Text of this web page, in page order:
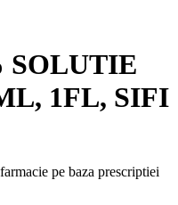
SOLUTIE
1FL, SIFI
pe baza prescriptiei